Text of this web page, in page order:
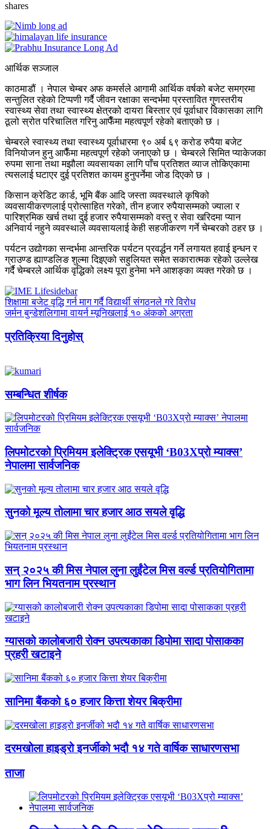
shares
आर्थिक सञ्जाल
काठमाडौं । नेपाल चेम्बर अफ कमर्सले आगामी आर्थिक वर्षको बजेट समग्रमा
सन्तुलित रहेको टिप्पणी गर्दै जीवन रक्षाका सन्दर्भमा प्रस्तावित गुणस्तरीय
स्वास्थ्य सेवा तथा स्वास्थ्य क्षेत्रको दायरा बिस्तार एवं पूर्वाधार विकासका लागि
ठूलो स्रोत परिचालित गरिनु आफैँमा महत्वपूर्ण रहेको बताएको छ ।
चेम्बरले स्वास्थ्य तथा स्वास्थ्य पूर्वाधारमा ९० अर्ब ६९ करोड रुपैया बजेट
विनियोजन हुनु आफैँमा महत्वपूर्ण रहेको जनाएको छ । चेम्बरले सिमित प्याकेजका
रुपमा साना तथा मझौला व्यवसायका लागि पाँच प्रतिशत व्याज तोकिएकामा
त्यसलाई घटाएर दुई प्रतिशत कायम हुनुपर्नेमा जोड दिएको छ ।
किसान क्रेडिट कार्ड, भूमि बैंक आदि जस्ता व्यवस्थाले कृषिको
व्यवसायीकरणलाई प्रोत्साहित गरेको, तीन हजार रुपैयासम्मको ज्याला र
पारिश्रमिक खर्च तथा दुई हजार रुपैयासम्मको वस्तु र सेवा खरिदमा प्यान
अनिवार्य नहुने व्यवस्थाले व्यवसायलाई केही सहजीकरण गर्ने चेम्बरको ठहर छ ।
पर्यटन उद्योगका सन्दर्भमा आन्तरिक पर्यटन प्रवर्द्धन गर्ने लगायत हवाई इन्धन र
ग्राउण्ड ह्याण्डलिङ शुल्मा दिइएको सहुलियत समेत सकारात्मक रहेको उल्लेख
गर्दै चेम्बरले आर्थिक वृद्धिको लक्ष्य पूरा हुनेमा भने आशङ्का व्यक्त गरेको छ ।
शिक्षामा बजेट वृद्धि गर्न माग गर्दै विद्यार्थी संगठनले गरे विरोध
जर्मन बुन्डेशलिगामा वायर्न म्यूनिखलाई १० अंकको अग्रता
प्रतिक्रिया दिनुहोस्
सम्बन्धित शीर्षक
लिपमोटरको प्रिमियम इलेक्ट्रिक एसयूभी ‘B03Xप्रो म्याक्स’
नेपालमा सार्वजनिक
सुनको मूल्य तोलामा चार हजार आठ सयले वृद्धि
सन् २०२५ की मिस नेपाल लुना लुईंटेल मिस वर्ल्ड प्रतियोगितामा
भाग लिन भियतनाम प्रस्थान
ग्यासको कालोबजारी रोक्न उपत्यकाका डिपोमा सादा पोसाकका
प्रहरी खटाइने
सानिमा बैंकको ६० हजार कित्ता शेयर बिक्रीमा
दरमखोला हाइड्रो इनर्जीको भदौ १४ गते वार्षिक साधारणसभा
ताजा